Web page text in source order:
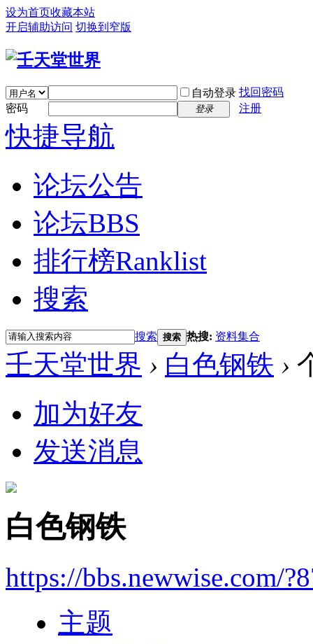
设为首页收藏本站
开启辅助访问 切换到窄版
自动登录 找回密码
密码
登录 注册
快捷导航
论坛公告
论坛BBS
排行榜Ranklist
搜索
搜索 搜索 热搜: 资料集合
壬天堂世界 › 白色钢铁 ›
加为好友
发送消息
白色钢铁
https://bbs.newwise.com/
主题